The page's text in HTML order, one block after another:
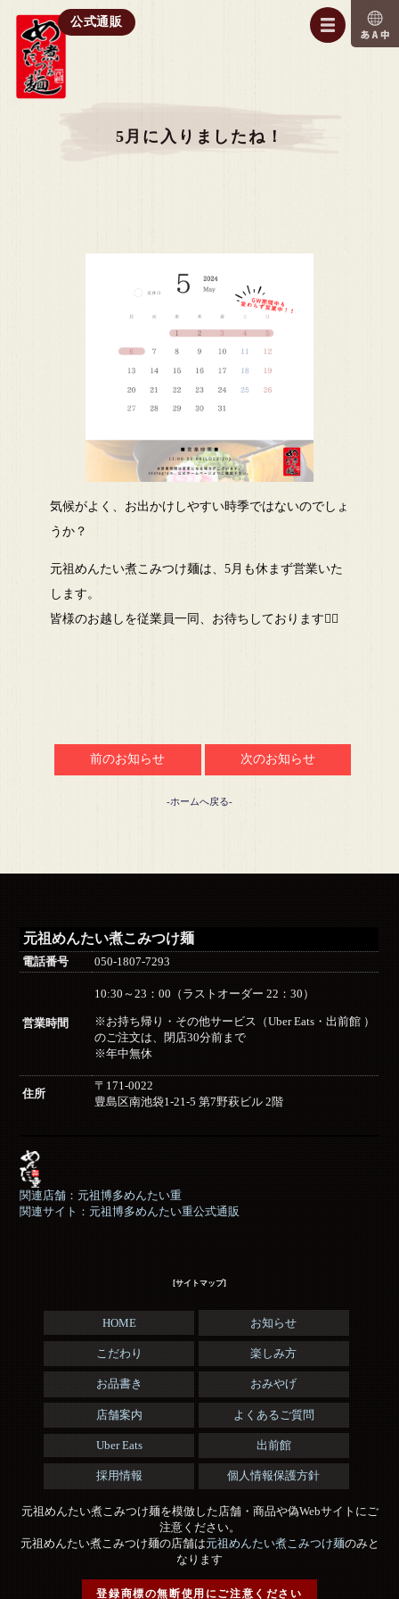
公式通販
5月に入りましたね！
気候がよく、お出かけしやすい時季ではないのでしょ
うか？
元祖めんたい煮こみつけ麺は、5月も休まず営業いた
します。
皆様のお越しを従業員一同、お待ちしております🙆‍♀️
前のお知らせ 次のお知らせ
-ホームへ戻る-
元祖めんたい煮こみつけ麺
電話番号 050-1807-7293
営業時間
10:30～23：00（ラストオーダー 22：30）
※お持ち帰り・その他サービス（Uber Eats・出前館 ）
のご注文は、閉店30分前まで
※年中無休
住所
〒171-0022
豊島区南池袋1-21-5 第7野萩ビル 2階
関連店舗：元祖博多めんたい重
関連サイト：元祖博多めんたい重公式通販
[サイトマップ]
HOME お知らせ
こだわり 楽しみ方
お品書き おみやげ
店舗案内 よくあるご質問
Uber Eats 出前館
採用情報 個人情報保護方針
元祖めんたい煮こみつけ麺を模倣した店舗・商品や偽Webサイトにご
注意ください。
元祖めんたい煮こみつけ麺の店舗は元祖めんたい煮こみつけ麺のみと
なります
登録商標の無断使用にご注意ください